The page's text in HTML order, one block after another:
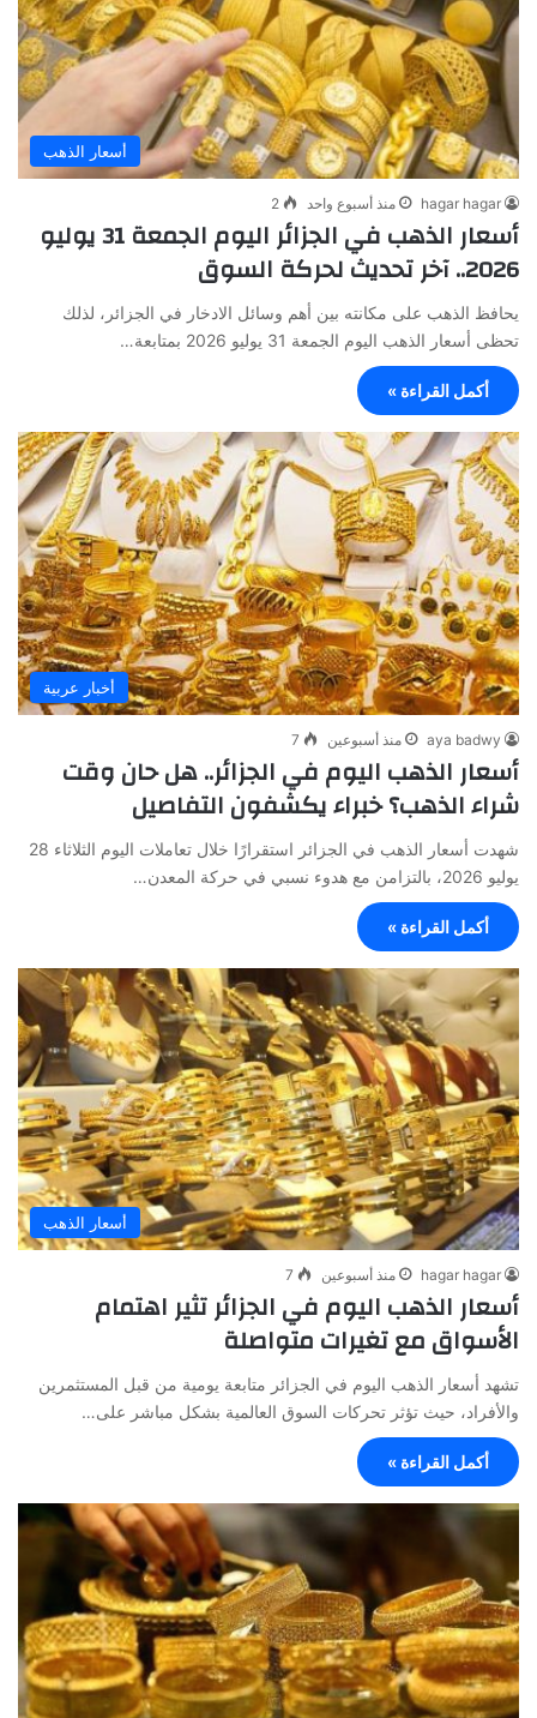
أسعار الذهب
hagar hagar منذ أسبوع واحد 2
أسعار الذهب في الجزائر اليوم الجمعة 31 يوليو
2026.. آخر تحديث لحركة السوق
يحافظ الذهب على مكانته بين أهم وسائل الادخار في الجزائر، لذلك
تحظى أسعار الذهب اليوم الجمعة 31 يوليو 2026 بمتابعة…
أكمل القراءة »
أخبار عربية
aya badwy منذ أسبوعين 7
أسعار الذهب اليوم في الجزائر.. هل حان وقت
شراء الذهب؟ خبراء يكشفون التفاصيل
شهدت أسعار الذهب في الجزائر استقرارًا خلال تعاملات اليوم الثلاثاء 28
يوليو 2026، بالتزامن مع هدوء نسبي في حركة المعدن…
أكمل القراءة »
أسعار الذهب
hagar hagar منذ أسبوعين 7
أسعار الذهب اليوم في الجزائر تثير اهتمام
الأسواق مع تغيرات متواصلة
تشهد أسعار الذهب اليوم في الجزائر متابعة يومية من قبل المستثمرين
والأفراد، حيث تؤثر تحركات السوق العالمية بشكل مباشر على…
أكمل القراءة »